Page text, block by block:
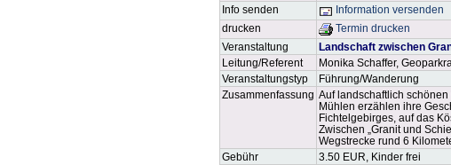
Info senden
Information versenden
drucken
Termin drucken
Veranstaltung
Landschaft zwischen
Leitung/Referent
Monika Schaffer,
Veranstaltungstyp
Führung/Wanderung
Zusammenfassung Auf landschaftlich
Mühlen erzählen ihre
Fichtelgebirges, auf das
Zwischen „Granit und
Wegstrecke rund 6
Gebühr
3.50 EUR, Kinder frei